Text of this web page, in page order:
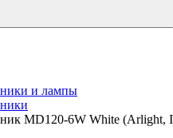
и лампы
MD120-6W White (Arlight,